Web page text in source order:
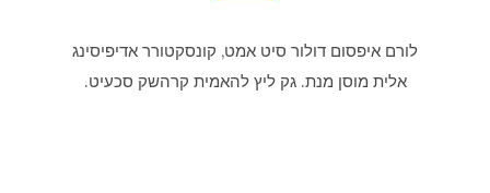
לורם איפסום דולור סיט אמט, קונסקטורר אדיפיסינג
אלית מוסן מנת. גק ליץ להאמית קרהשק סכעיט.